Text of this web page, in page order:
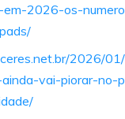
em-2026-os-
2026/
vai-piorar-no-